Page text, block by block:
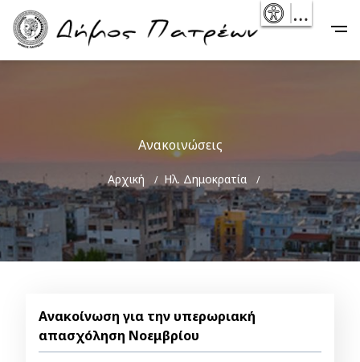
Skip
main
Main
navigation
Ανακοινώσεις
Breadcrumb
Αρχική Ηλ. Δημοκρατία
Ανακοίνωση για την υπερωριακή
απασχόληση Νοεμβρίου